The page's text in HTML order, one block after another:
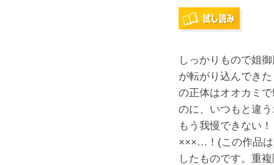
しっかりもので姐
が転がり込んでき
の正体はオオカミ
のに、いつもと違
もう我慢できない
×××…！(この作品は
したものです。重